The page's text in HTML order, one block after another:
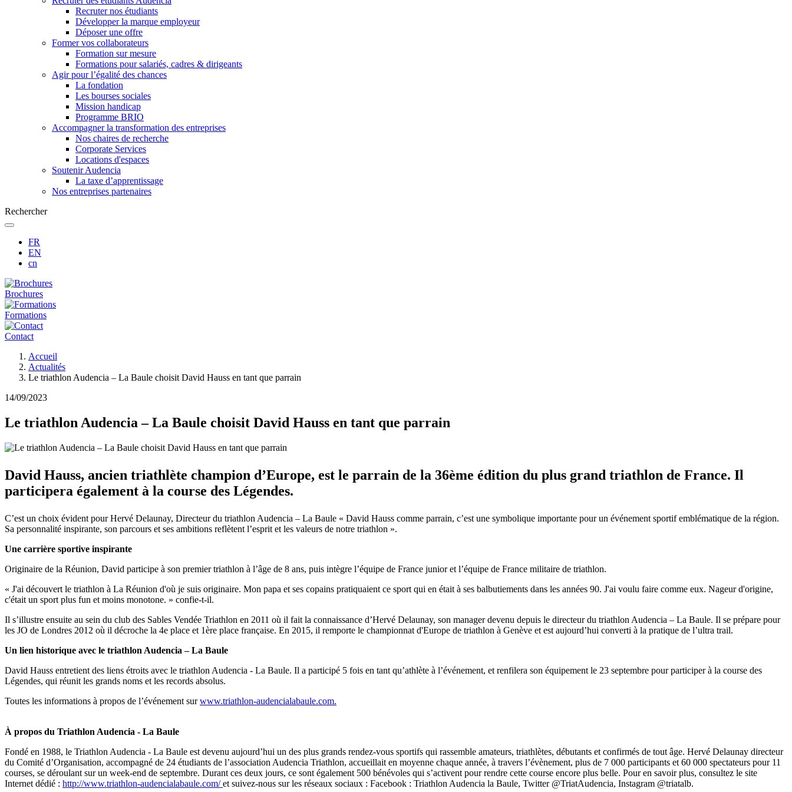
Recruter nos étudiants
Développer la marque employeur
Déposer une offre
Former vos collaborateurs
Formation sur mesure
Formations pour salariés, cadres & dirigeants
Agir pour l’égalité des chances
La fondation
Les bourses sociales
Mission handicap
Programme BRIO
Accompagner la transformation des entreprises
Nos chaires de recherche
Corporate Services
Locations d'espaces
Soutenir Audencia
La taxe d’apprentissage
Nos entreprises partenaires
Rechercher
FR
EN
cn
Brochures
Formations
Contact
d'Ariane
Accueil
Actualités
Le triathlon Audencia – La Baule choisit David Hauss en tant que parrain
14/09/2023
Le triathlon Audencia – La Baule choisit David Hauss en tant que parrain
David Hauss, ancien triathlète champion d’Europe, est le parrain de la 36ème édition du plus grand triathlon de France. Il
participera également à la course des Légendes.
C’est un choix évident pour Hervé Delaunay, Directeur du triathlon Audencia – La Baule « David Hauss comme parrain, c’est une symbolique importante pour un événement sportif emblématique de la région.
Sa personnalité inspirante, son parcours et ses ambitions reflètent l’esprit et les valeurs de notre triathlon ».
Une carrière sportive inspirante
Originaire de la Réunion, David participe à son premier triathlon à l’âge de 8 ans, puis intègre l’équipe de France junior et l’équipe de France militaire de triathlon.
« J'ai découvert le triathlon à La Réunion d'où je suis originaire. Mon papa et ses copains pratiquaient ce sport qui en était à ses balbutiements dans les années 90. J'ai voulu faire comme eux. Nageur d'origine,
c'était un sport plus fun et moins monotone. » confie-t-il.
Il s’illustre ensuite au sein du club des Sables Vendée Triathlon en 2011 où il fait la connaissance d’Hervé Delaunay, son manager devenu depuis le directeur du triathlon Audencia – La Baule. Il se prépare pour
les JO de Londres 2012 où il décroche la 4e place et 1ère place française. En 2015, il remporte le championnat d'Europe de triathlon à Genève et est aujourd’hui converti à la pratique de l’ultra trail.
Un lien historique avec le triathlon Audencia – La Baule
David Hauss entretient des liens étroits avec le triathlon Audencia - La Baule. Il a participé 5 fois en tant qu’athlète à l’événement, et renfilera son équipement le 23 septembre pour participer à la course des
Légendes, qui réunit les grands noms et les records absolus.
Toutes les informations à propos de l’événement surwww.triathlon-audencialabaule.com.
À propos du Triathlon Audencia - La Baule
Fondé en 1988, le Triathlon Audencia - La Baule est devenu aujourd’hui un des plus grands rendez-vous sportifs qui rassemble amateurs, triathlètes, débutants et confirmés de tout âge. Hervé Delaunay directeur
du Comité d’Organisation, accompagné de 24 étudiants de l’association Audencia Triathlon, accueillait en moyenne chaque année, à travers l’évènement, plus de 7 000 participants et 60 000 spectateurs pour 11
courses, se déroulant sur un week-end de septembre. Durant ces deux jours, ce sont également 500 bénévoles qui s’activent pour rendre cette course encore plus belle. Pour en savoir plus, consultez le site
Internet dédié : http://www.triathlon-audencialabaule.com/ et suivez-nous sur les réseaux sociaux : Facebook : Triathlon Audencia la Baule, Twitter @TriatAudencia, Instagram @triatalb.